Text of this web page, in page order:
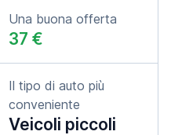
Una buona offerta
37 €
Il tipo di auto più
conveniente
Veicoli piccoli